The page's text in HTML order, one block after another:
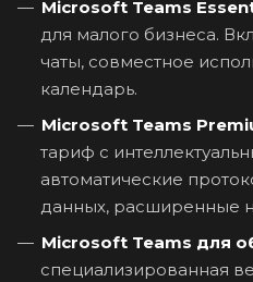
Microsoft Teams
для малого бизнеса.
чаты, совместное
календарь.
Microsoft Teams
тариф с
автоматические
данных, расширенные
Microsoft Teams для
специализированная